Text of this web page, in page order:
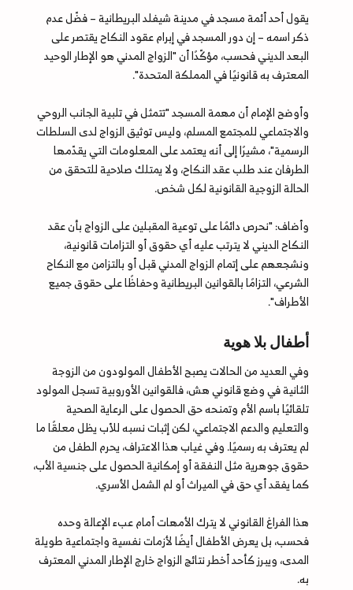
يقول أحد أئمة مسجد في مدينة شيفلد البريطانية – فضّل عدم
ذكر اسمه – إن دور المسجد في إبرام عقود النكاح يقتصر على
البعد الديني فحسب، مؤكّدًا أن "الزواج المدني هو الإطار الوحيد
المعترف به قانونيًا في المملكة المتحدة".
وأوضح الإمام أن مهمة المسجد "تتمثل في تلبية الجانب الروحي
والاجتماعي للمجتمع المسلم، وليس توثيق الزواج لدى السلطات
الرسمية"، مشيرًا إلى أنه يعتمد على المعلومات التي يقدّمها
الطرفان عند طلب عقد النكاح، ولا يمتلك صلاحية للتحقق من
الحالة الزوجية القانونية لكل شخص.
وأضاف: "نحرص دائمًا على توعية المقبلين على الزواج بأن عقد
النكاح الديني لا يترتب عليه أي حقوق أو التزامات قانونية،
ونشجعهم على إتمام الزواج المدني قبل أو بالتزامن مع النكاح
الشرعي، التزامًا بالقوانين البريطانية وحفاظًا على حقوق جميع
الأطراف".
أطفال بلا هوية
وفي العديد من الحالات يصبح الأطفال المولودون من الزوجة
الثانية في وضع قانوني هش، فالقوانين الأوروبية تسجل المولود
تلقائيًا باسم الأم وتمنحه حق الحصول على الرعاية الصحية
والتعليم والدعم الاجتماعي، لكن إثبات نسبه للأب يظل معلقًا ما
لم يعترف به رسميًا. وفي غياب هذا الاعتراف، يحرم الطفل من
حقوق جوهرية مثل النفقة أو إمكانية الحصول على جنسية الأب،
كما يفقد أي حق في الميراث أو لم الشمل الأسري.
هذا الفراغ القانوني لا يترك الأمهات أمام عبء الإعالة وحده
فحسب، بل يعرض الأطفال أيضًا لأزمات نفسية واجتماعية طويلة
المدى، ويبرز كأحد أخطر نتائج الزواج خارج الإطار المدني المعترف
به.